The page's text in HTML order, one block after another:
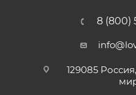
8 (800)
129085